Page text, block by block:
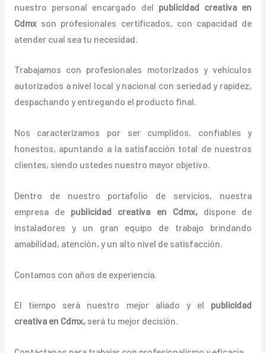
nuestro personal encargado del publicidad creativa en
Cdmxson profesionales certificados, con capacidad de
atender cual sea tu necesidad.
Trabajamos con profesionales motorizados y vehículos
autorizados a nivel local y nacional con seriedad y rapidez,
despachando y entregando el producto final.
Nos caracterizamos por ser cumplidos, confiables y
honestos, apuntando a la satisfacción total de nuestros
clientes, siendo ustedes nuestro mayor objetivo.
Dentro de nuestro portafolio de servicios, nuestra
empresa de publicidad creativa en Cdmx,dispone de
instaladores y un gran equipo de trabajo brindando
amabilidad, atención, y un alto nivel de satisfacción.
Contamos con años de experiencia.
El tiempo será nuestro mejor aliado y el publicidad
creativaen Cdmx, será tu mejor decisión.